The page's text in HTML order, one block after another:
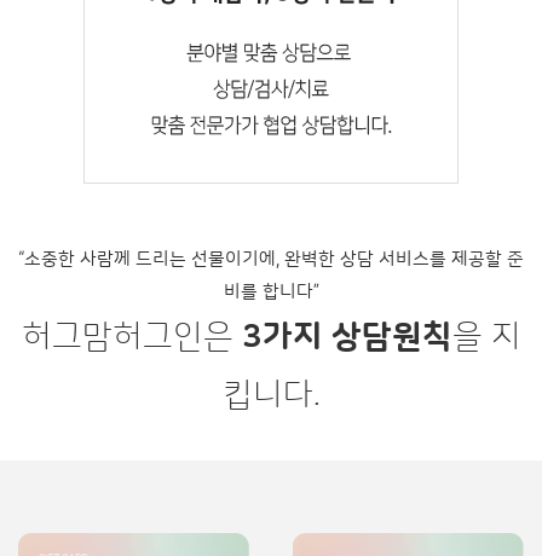
“소중한 사람께 드리는 선물이기에, 완벽한 상담 서비스를 제공할 준
비를 합니다”
허그맘허그인은 3가지 상담원칙을 지
킵니다.